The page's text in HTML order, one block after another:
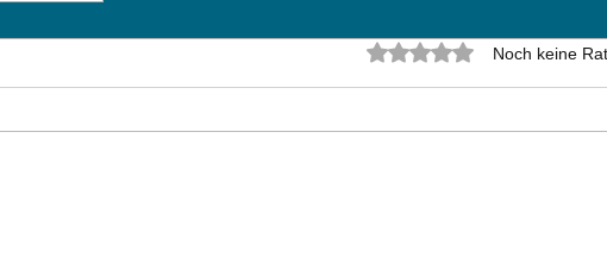
Mit 0 von 5 Sternen
Noch keine